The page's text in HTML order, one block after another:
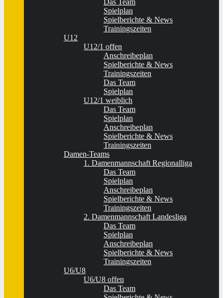
Das Team
Spielplan
Spielberichte & News
Trainingszeiten
U12
U12/1 offen
Anschreibeplan
Spielberichte & News
Trainingszeiten
Das Team
Spielplan
U12/1 weiblich
Das Team
Spielplan
Anschreibeplan
Spielberichte & News
Trainingszeiten
Damen-Teams
1. Damenmannschaft Regionalliga
Das Team
Spielplan
Anschreibeplan
Spielberichte & News
Trainingszeiten
2. Damenmannschaft Landesliga
Das Team
Spielplan
Anschreibeplan
Spielberichte & News
Trainingszeiten
U6/U8
U6/U8 offen
Das Team